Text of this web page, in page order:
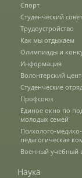
Общежития
Среднее
образование
Высшее на
Подготовка
Спорт
Студенческий совет
Трудоустройство
Как мы отдыхаем
Олимпиады и
Информация
Волонтерский
Студенческие
Профсоюз
Единое окно по
молодых семей
Психолого-медико-
педагогическая
Военный учебный
Наука